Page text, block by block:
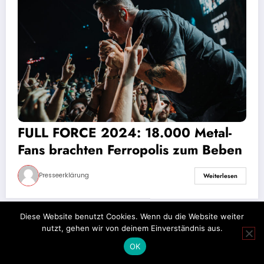
FULL FORCE 2024: 18.000 Metal-
Fans brachten Ferropolis zum Beben
Presseerklärung Weiterlesen
Impressum Datenschutz
Diese Website benutzt Cookies. Wenn du die Website weiter
nutzt, gehen wir von deinem Einverständnis aus.
OK